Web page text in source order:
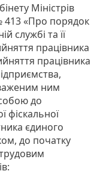
Міністрів
413 «Про порядок
службі та її
працівника
працівника
ним
до
фіскальної
єдиного
до початку